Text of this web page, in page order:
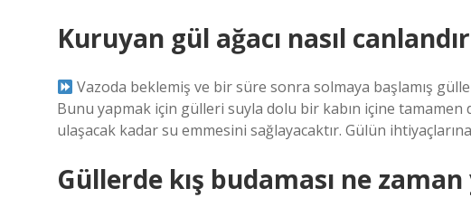
Kuruyan gül ağacı nasıl
Vazoda beklemiş ve bir süre sonra solmaya başlamış
Bunu yapmak için gülleri suyla dolu bir kabın içine tamamen
ulaşacak kadar su emmesini sağlayacaktır. Gülün
Güllerde kış budaması ne zaman